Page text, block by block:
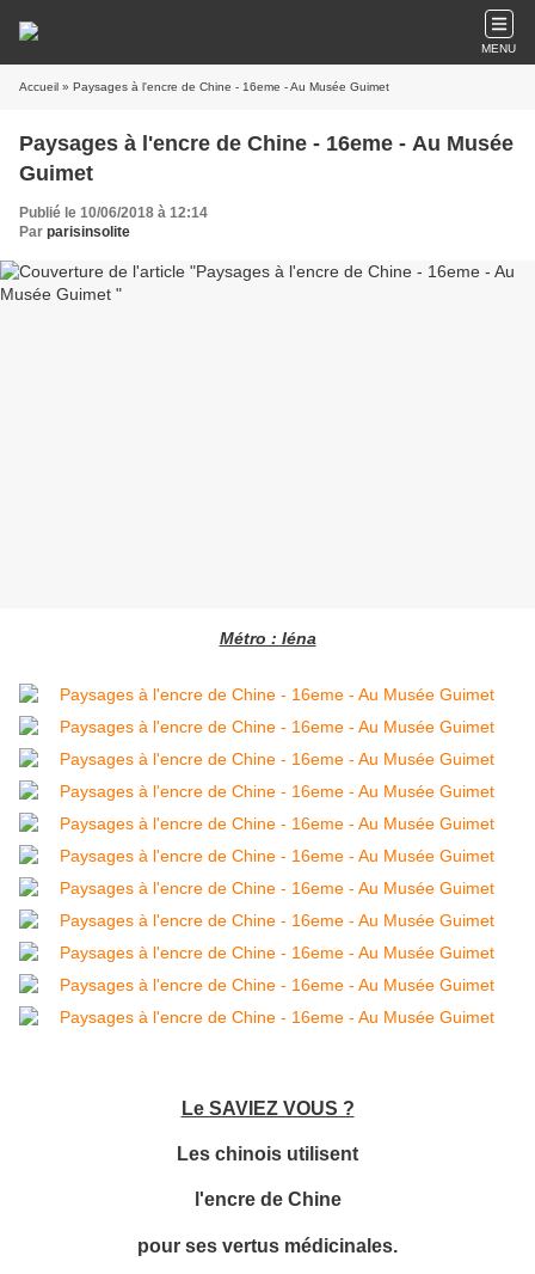
MENU
Accueil » Paysages à l'encre de Chine - 16eme - Au Musée Guimet
Paysages à l'encre de Chine - 16eme - Au Musée
Guimet
Publié le 10/06/2018 à 12:14
Par parisinsolite
Métro : Iéna
Le SAVIEZ VOUS ?
Les chinois utilisent
l'encre de Chine
pour ses vertus médicinales.